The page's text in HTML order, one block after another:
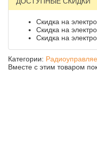
Скидка на
Скидка на
Скидка на
Категории:
Вместе с этим товаром